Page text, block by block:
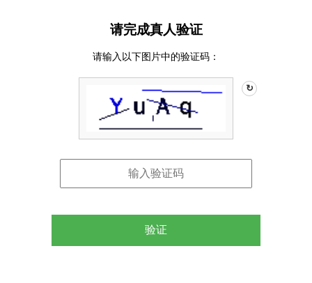
请完成真人验证
请输入以下图片中的验证码：
↻
验证